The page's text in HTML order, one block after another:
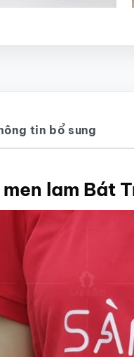
tin bổ sung
lam Bát